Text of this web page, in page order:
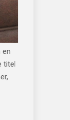
en
titel